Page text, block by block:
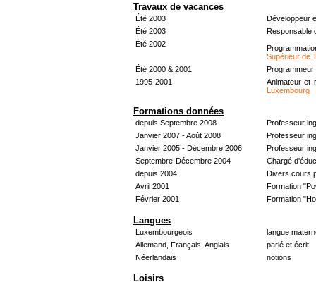
Travaux de vacances
Été 2003
Développeur
Été 2003
Responsable
Été 2002
Supérieur de
Été 2000 & 2001
Programmeur
1995-2001
Animateur et
Luxembourg
Formations données
depuis Septembre 2008
Professeur
Janvier 2007 - Août 2008
Professeur
Janvier 2005 - Décembre 2006
Professeur
Septembre-Décembre 2004
Chargé
depuis 2004
Divers cours
Avril 2001
Formation
Février 2001
Formation
Langues
Luxembourgeois
langue
Allemand, Français, Anglais
parlé et écrit
Néerlandais
notions
Loisirs